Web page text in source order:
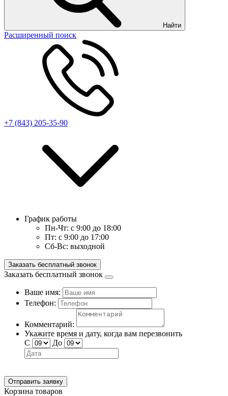
Найти
Расширенный поиск
+7 (843) 205-35-90
График работы
Пн-Чт: с 9:00 до 18:00
Пт: с 9:00 до 17:00
Сб-Вс: выходной
Заказать бесплатный звонок
Заказать бесплатный звонок
Ваше имя:
Телефон:
Комментарий:
Укажите время и дату, когда вам перезвонить
С
До
Отправить заявку
Корзина товаров